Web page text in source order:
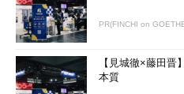
PR(FINCHI on
【見城徹×藤田
本質